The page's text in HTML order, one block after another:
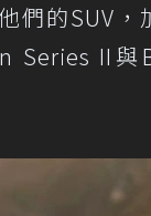
們的SUV，
Series II與